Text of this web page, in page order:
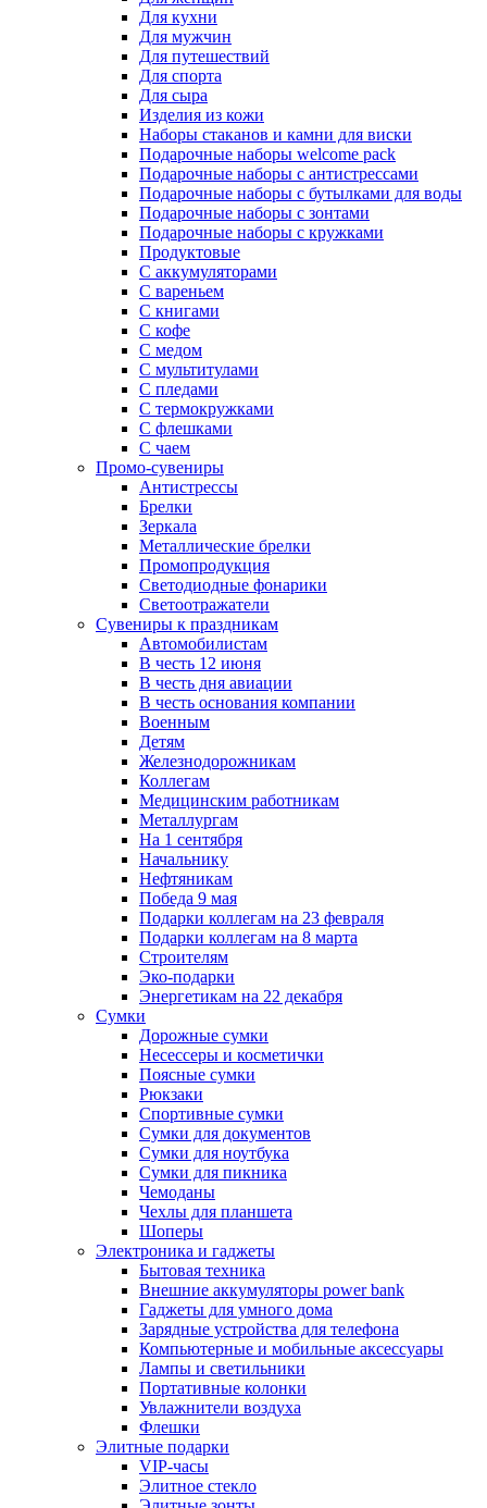
Для кухни
Для мужчин
Для путешествий
Для спорта
Для сыра
Изделия из кожи
Наборы стаканов и камни для виски
Подарочные наборы welcome pack
Подарочные наборы с антистрессами
Подарочные наборы с бутылками для воды
Подарочные наборы с зонтами
Подарочные наборы с кружками
Продуктовые
С аккумуляторами
С вареньем
С книгами
С кофе
С медом
С мультитулами
С пледами
С термокружками
С флешками
С чаем
Промо-сувениры
Антистрессы
Брелки
Зеркала
Металлические брелки
Промопродукция
Светодиодные фонарики
Светоотражатели
Сувениры к праздникам
Автомобилистам
В честь 12 июня
В честь дня авиации
В честь основания компании
Военным
Детям
Железнодорожникам
Коллегам
Медицинским работникам
Металлургам
На 1 сентября
Начальнику
Нефтяникам
Победа 9 мая
Подарки коллегам на 23 февраля
Подарки коллегам на 8 марта
Строителям
Эко-подарки
Энергетикам на 22 декабря
Сумки
Дорожные сумки
Несессеры и косметички
Поясные сумки
Рюкзаки
Спортивные сумки
Сумки для документов
Сумки для ноутбука
Сумки для пикника
Чемоданы
Чехлы для планшета
Шоперы
Электроника и гаджеты
Бытовая техника
Внешние аккумуляторы power bank
Гаджеты для умного дома
Зарядные устройства для телефона
Компьютерные и мобильные аксессуары
Лампы и светильники
Портативные колонки
Увлажнители воздуха
Флешки
Элитные подарки
VIP-часы
Элитное стекло